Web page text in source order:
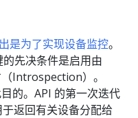
是为了实现设备监控。
先决条件是启用由
Introspection）。
的。API 的第一次迭代
于返回有关设备分配给